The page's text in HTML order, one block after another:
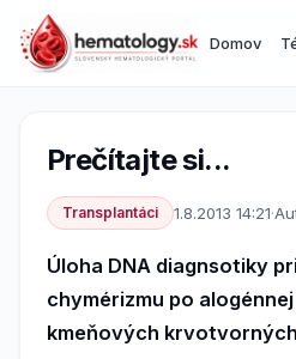
Domov
Prečítajte si...
Transplantáci 1.8.2013 14:21·
Úloha DNA diagnsotiky
chymérizmu po
kmeňových